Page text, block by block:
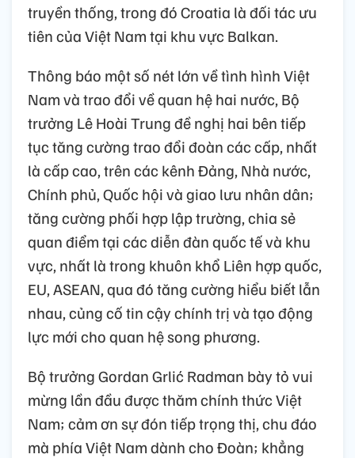
truyền thống, trong đó Croatia là đối tác ưu
tiên của Việt Nam tại khu vực Balkan.
Thông báo một số nét lớn về tình hình Việt
Nam và trao đổi về quan hệ hai nước, Bộ
trưởng Lê Hoài Trung đề nghị hai bên tiếp
tục tăng cường trao đổi đoàn các cấp, nhất
là cấp cao, trên các kênh Đảng, Nhà nước,
Chính phủ, Quốc hội và giao lưu nhân dân;
tăng cường phối hợp lập trường, chia sẻ
quan điểm tại các diễn đàn quốc tế và khu
vực, nhất là trong khuôn khổ Liên hợp quốc,
EU, ASEAN, qua đó tăng cường hiểu biết lẫn
nhau, củng cố tin cậy chính trị và tạo động
lực mới cho quan hệ song phương.
Bộ trưởng Gordan Grlić Radman bày tỏ vui
mừng lần đầu được thăm chính thức Việt
Nam; cảm ơn sự đón tiếp trọng thị, chu đáo
mà phía Việt Nam dành cho Đoàn; khẳng